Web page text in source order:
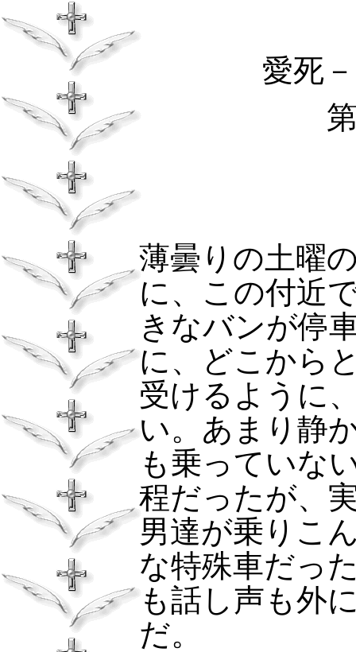
愛死
薄曇りの土曜
に、この付近
きなバンが停
に、どこから
受けるように
い。あまり静
も乗っていな
程だったが、
男達が乗りこ
な特殊車だっ
も話し声も外
だ。